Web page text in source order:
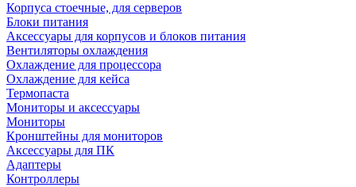
Корпуса стоечные, для серверов
Блоки питания
Аксессуары для корпусов и блоков питания
Вентиляторы охлаждения
Охлаждение для процессора
Охлаждение для кейса
Термопаста
Мониторы и аксессуары
Мониторы
Кронштейны для мониторов
Аксессуары для ПК
Адаптеры
Контроллеры